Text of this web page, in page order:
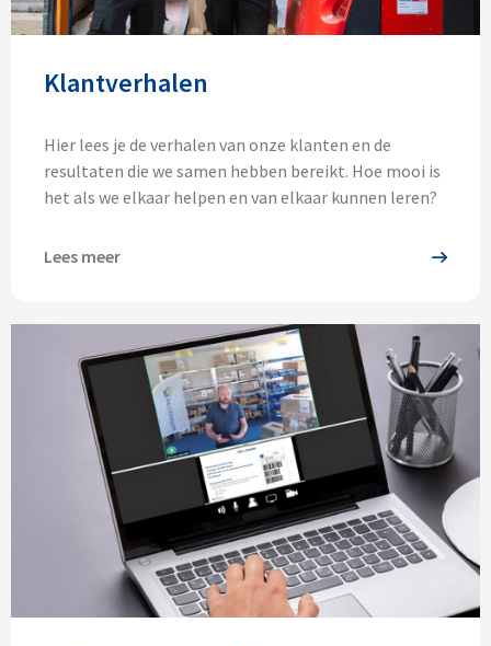
Klantverhalen
Hier lees je de verhalen van onze klanten en de
resultaten die we samen hebben bereikt. Hoe mooi is
het als we elkaar helpen en van elkaar kunnen leren?
Lees meer